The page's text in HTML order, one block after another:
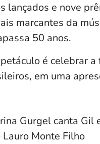
lançados e nove
marcantes da
50 anos.
é celebrar
em uma
Gurgel canta Gil
Lauro Monte Filho